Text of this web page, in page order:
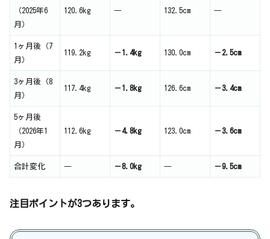
（2025年6
月）
120.6kg ― 132.5cm ―
1ヶ月後（7
月）
119.2kg －1.4kg 130.0cm －2.5cm
3ヶ月後（8
月）
117.4kg －1.8kg 126.6cm －3.4cm
5ヶ月後
（2026年1
月）
112.6kg －4.8kg 123.0cm －3.6cm
合計変化 ― －8.0kg ― －9.5cm
注目ポイントが3つあります。